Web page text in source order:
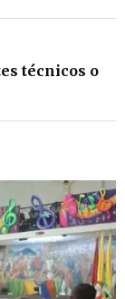
técnicos o